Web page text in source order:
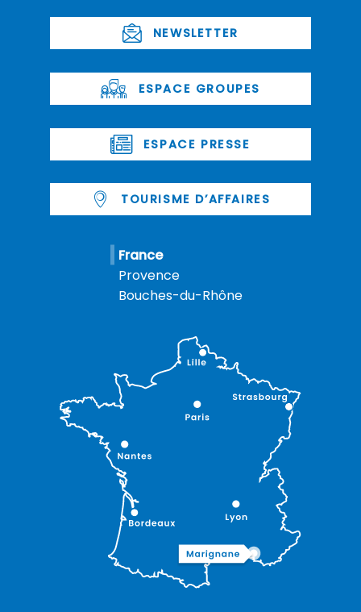
NEWSLETTER
ESPACE GROUPES
ESPACE PRESSE
TOURISME D’AFFAIRES
France
Provence
Bouches-du-Rhône